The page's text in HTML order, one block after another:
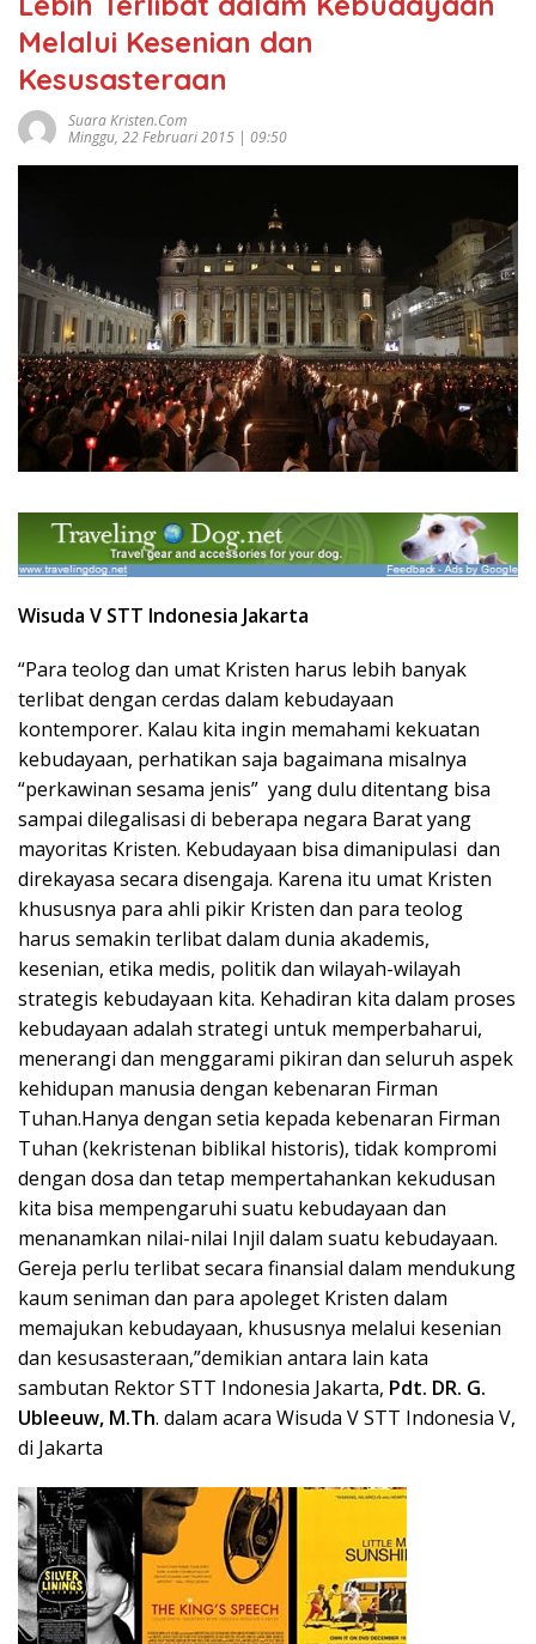
Melalui Kesenian dan
Kesusasteraan
Suara Kristen.com
Minggu, 22 Februari 2015 | 09:50
Wisuda V STT Indonesia Jakarta
“Para teolog dan umat Kristen harus lebih banyak
terlibat dengan cerdas dalam kebudayaan
kontemporer. Kalau kita ingin memahami kekuatan
kebudayaan, perhatikan saja bagaimana misalnya
“perkawinan sesama jenis” yang dulu ditentang bisa
sampai dilegalisasi di beberapa negara Barat yang
mayoritas Kristen. Kebudayaan bisa dimanipulasi dan
direkayasa secara disengaja. Karena itu umat Kristen
khususnya para ahli pikir Kristen dan para teolog
harus semakin terlibat dalam dunia akademis,
kesenian, etika medis, politik dan wilayah-wilayah
strategis kebudayaan kita. Kehadiran kita dalam proses
kebudayaan adalah strategi untuk memperbaharui,
menerangi dan menggarami pikiran dan seluruh aspek
kehidupan manusia dengan kebenaran Firman
Tuhan.Hanya dengan setia kepada kebenaran Firman
Tuhan (kekristenan biblikal historis), tidak kompromi
dengan dosa dan tetap mempertahankan kekudusan
kita bisa mempengaruhi suatu kebudayaan dan
menanamkan nilai-nilai Injil dalam suatu kebudayaan.
Gereja perlu terlibat secara finansial dalam mendukung
kaum seniman dan para apoleget Kristen dalam
memajukan kebudayaan, khususnya melalui kesenian
dan kesusasteraan,”demikian antara lain kata
sambutan Rektor STT Indonesia Jakarta, Pdt. DR. G.
Ubleeuw, M.Th. dalam acara Wisuda V STT Indonesia V,
di Jakarta